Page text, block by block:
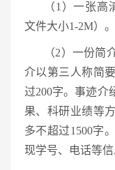
（1）一张高
文件大小1-2M）。
（2）一份简
介以第三人称简
过200字。事迹介
果、科研业绩等
多不超过1500字
现学号、电话等信